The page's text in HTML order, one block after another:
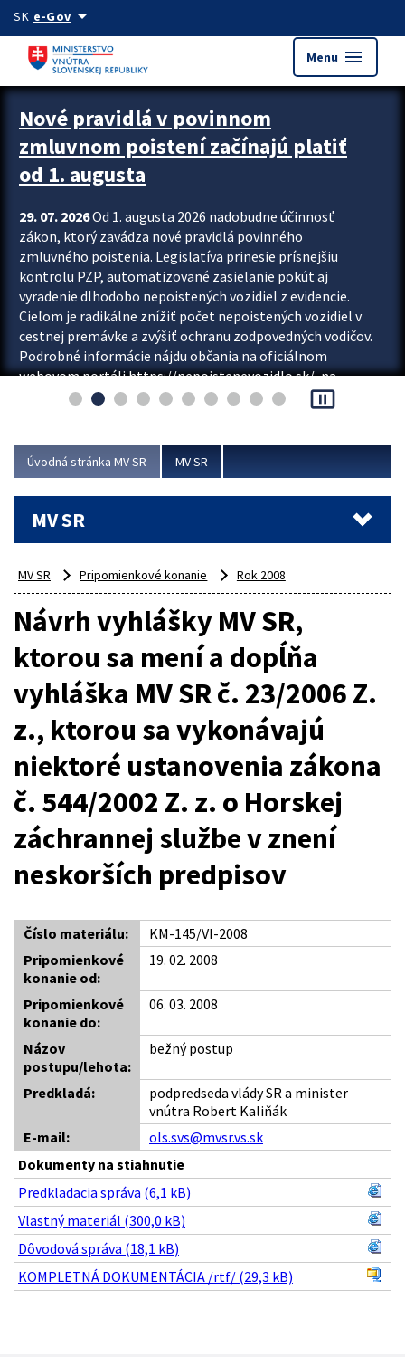
Preskocit na hlavný obsah
SK e-Govarrow_drop_down
Menu menu
Zastavit automatický posun upútavok
Nové pravidlá v povinnom
zmluvnom poistení začínajú platiť
od 1. augusta
29. 07. 2026Od 1. augusta 2026 nadobudne účinnosť
zákon, ktorý zavádza nové pravidlá povinného
zmluvného poistenia. Legislatíva prinesie prísnejšiu
kontrolu PZP, automatizované zasielanie pokút aj
vyradenie dlhodobo nepoistených vozidiel z evidencie.
Cieľom je radikálne znížiť počet nepoistených vozidiel v
cestnej premávke a zvýšiť ochranu zodpovedných vodičov.
Podrobné informácie nájdu občania na oficiálnom
webovom portáli https://nepoistenevozidlo.sk/, na
ktorom od augusta pribudne aj možnosť overiť si...
pause_presentation
Úvodná stránka MV SR MV SR
MV SR
MV SR Pripomienkové konanie Rok 2008
Návrh vyhlášky MV SR,
ktorou sa mení a dopĺňa
vyhláška MV SR č. 23/2006 Z.
z., ktorou sa vykonávajú
niektoré ustanovenia zákona
č. 544/2002 Z. z. o Horskej
záchrannej službe v znení
neskorších predpisov
Číslo materiálu:
KM-145/VI-2008
Pripomienkové
konanie od:
19. 02. 2008
Pripomienkové
konanie do:
06. 03. 2008
Názov
postupu/lehota:
bežný postup
Predkladá:
podpredseda vlády SR a minister
vnútra Robert Kaliňák
E-mail:
ols.svs@mvsr.vs.sk
Dokumenty na stiahnutie
Predkladacia správa (6,1 kB)
Vlastný materiál (300,0 kB)
Dôvodová správa (18,1 kB)
KOMPLETNÁ DOKUMENTÁCIA /rtf/ (29,3 kB)